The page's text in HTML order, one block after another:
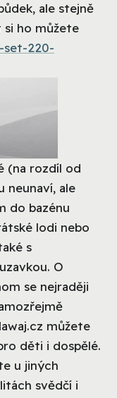
ale stejně
si ho můžete
set-220-
(na rozdíl od
neunaví, ale
do bazénu
lodi nebo
s
O
se nejraději
můžete
děti i dospělé.
u jiných
svědčí i